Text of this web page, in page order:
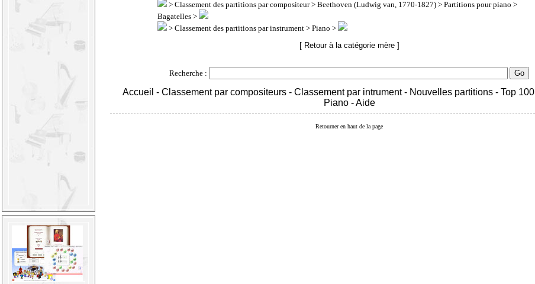
> Classement des partitions par compositeur> Beethoven (Ludwig van, 1770-1827) > Partitions pour piano >
Bagatelles >
> Classement des partitions par instrument > Piano >
[ Retour à la catégorie mère ]
Recherche :
Accueil - Classement par compositeurs - Classement par intrument- Nouvelles partitions - Top 100
Piano-Aide
Retourner en haut de la page